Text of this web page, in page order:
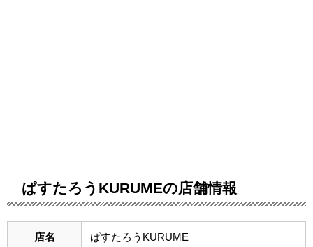
ぱすたろうKURUMEの店舗情報
店名 ぱすたろうKURUME